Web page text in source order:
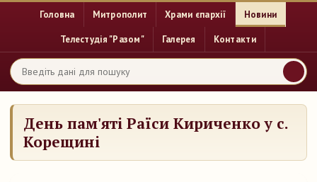
Головна Митрополит Храми єпархії Новини
Телестудія "Разом" Галерея Контакти
День пам'яті Раїси Кириченко у с.
Корещині